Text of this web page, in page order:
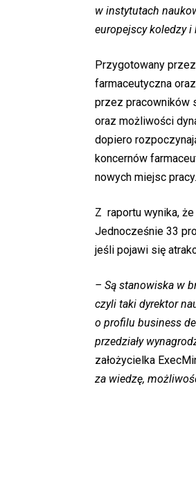
w instytutach
europejscy koledzy
Przygotowany
farmaceutyczna
przez pracowników
oraz możliwości
dopiero
koncernów
nowych miejsc pracy.
Z raportu wynika,
Jednocześnie 33
jeśli pojawi się
– Są stanowiska w
czyli taki dyrektor
o profilu business
przedziały
założycielka
za wiedzę,